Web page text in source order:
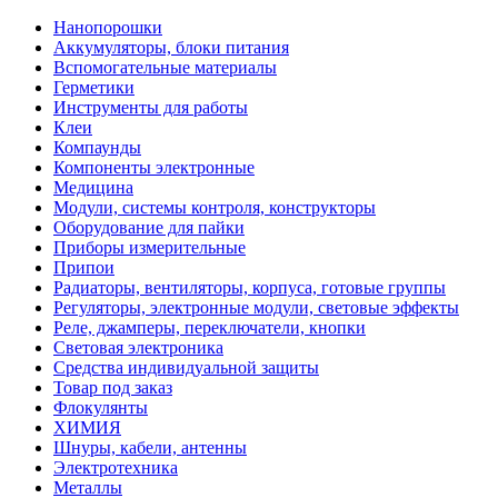
Нанопорошки
Аккумуляторы, блоки питания
Вспомогательные материалы
Герметики
Инструменты для работы
Клеи
Компаунды
Компоненты электронные
Медицина
Модули, системы контроля, конструкторы
Оборудование для пайки
Приборы измерительные
Припои
Радиаторы, вентиляторы, корпуса, готовые группы
Регуляторы, электронные модули, световые эффекты
Реле, джамперы, переключатели, кнопки
Световая электроника
Средства индивидуальной защиты
Товар под заказ
Флокулянты
ХИМИЯ
Шнуры, кабели, антенны
Электротехника
Металлы